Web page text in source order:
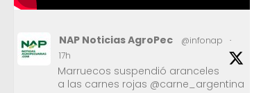
NAP Noticias AgroPec @infonap
·
17h
Marruecos suspendió aranceles
a las carnes rojas @carne_argentina